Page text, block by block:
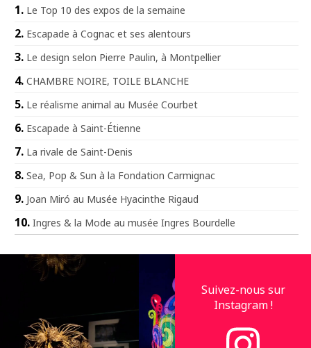
Le Top 10 des expos de la semaine
Escapade à Cognac et ses alentours
Le design selon Pierre Paulin, à Montpellier
CHAMBRE NOIRE, TOILE BLANCHE
Le réalisme animal au Musée Courbet
Escapade à Saint-Étienne
La rivale de Saint-Denis
Sea, Pop & Sun à la Fondation Carmignac
Joan Miró au Musée Hyacinthe Rigaud
Ingres & la Mode au musée Ingres Bourdelle
Suivez-nous sur
Instagram !